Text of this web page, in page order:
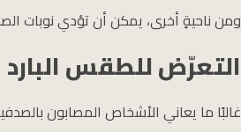
ومن ناحيةٍ أخرى، يمكن أن تؤدي نوبات
التعرّض للطقس البارد
غالبًا ما يعاني الأشخاص المصابون